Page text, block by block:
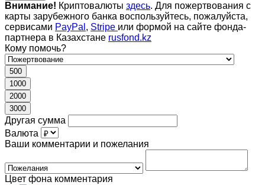
Внимание! Криптовалюты здесь. Для пожертвования с
карты зарубежного банка воспользуйтесь, пожалуйста,
сервисами PayPal , Stripe или формой на сайте фонда-
партнера в Казахстане rusfond.kz
Кому помочь?
500
1000
2000
3000
Другая сумма
Валюта
Ваши комментарии и пожелания
Цвет фона комментария